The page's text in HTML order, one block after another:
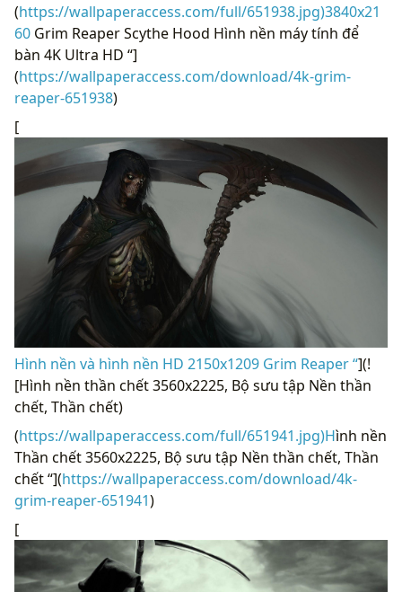
(https://wallpaperaccess.com/full/651938.jpg)3840x21
60 Grim Reaper Scythe Hood Hình nền máy tính để
bàn 4K Ultra HD “]
(https://wallpaperaccess.com/download/4k-grim-
reaper-651938)
[
Hình nền và hình nền HD 2150x1209 Grim Reaper “](!
[Hình nền thần chết 3560x2225, Bộ sưu tập Nền thần
chết, Thần chết)
(https://wallpaperaccess.com/full/651941.jpg)Hình nền
Thần chết 3560x2225, Bộ sưu tập Nền thần chết, Thần
chết “](https://wallpaperaccess.com/download/4k-
grim-reaper-651941)
[